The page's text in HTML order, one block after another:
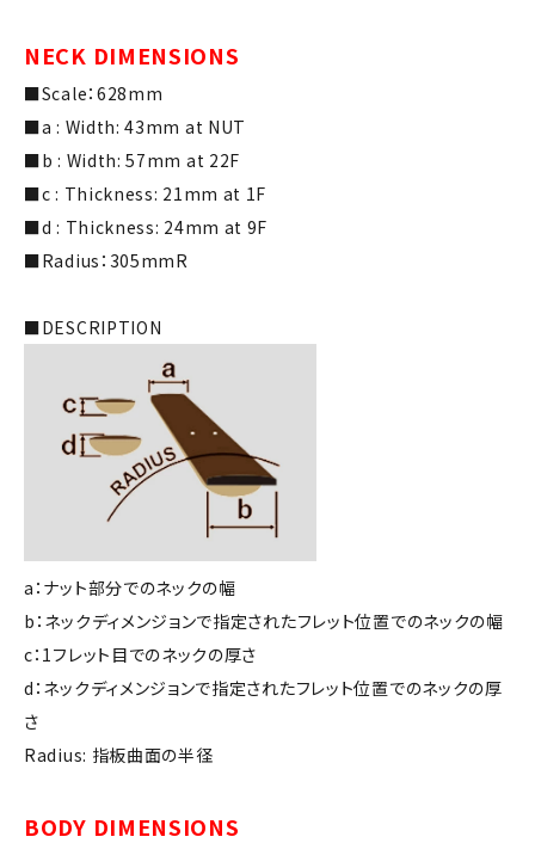
NECK DIMENSIONS
■Scale：628mm
■a : Width: 43mm at NUT
■b : Width: 57mm at 22F
■c : Thickness: 21mm at 1F
■d : Thickness: 24mm at 9F
■Radius：305mmR
■DESCRIPTION
a：ナット部分でのネックの幅
b：ネックディメンジョンで指定されたフレット位置でのネックの幅
c：1フレット目でのネックの厚さ
d：ネックディメンジョンで指定されたフレット位置でのネックの厚
さ
Radius: 指板曲面の半径
BODY DIMENSIONS